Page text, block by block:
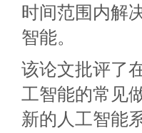
时间范围内解
智能。
该论文批评了
工智能的常见
新的人工智能